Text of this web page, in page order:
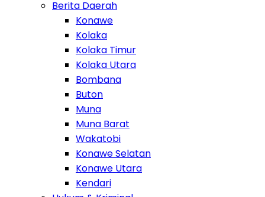
Berita Daerah
Konawe
Kolaka
Kolaka Timur
Kolaka Utara
Bombana
Buton
Muna
Muna Barat
Wakatobi
Konawe Selatan
Konawe Utara
Kendari